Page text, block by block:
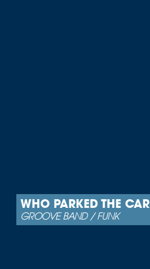
WHO PARKED THE CAR
GROOVE BAND / FUNK